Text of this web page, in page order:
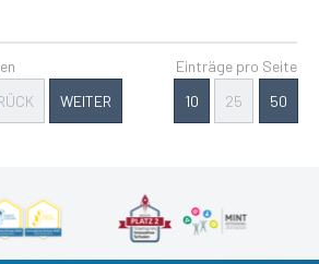
WEITER
Einträge pro Seite
10
25 50